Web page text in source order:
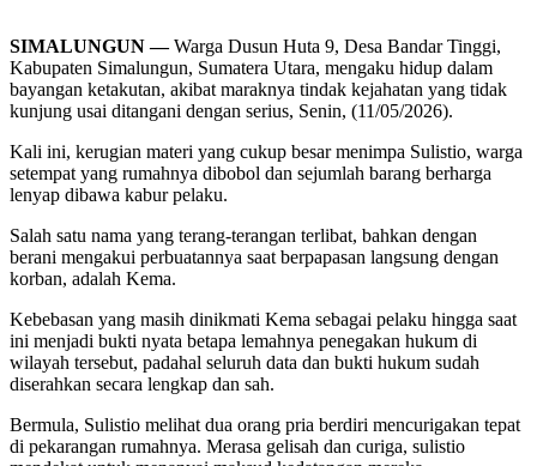
SIMALUNGUN —Warga Dusun Huta 9, Desa Bandar Tinggi,
Kabupaten Simalungun, Sumatera Utara, mengaku hidup dalam
bayangan ketakutan, akibat maraknya tindak kejahatan yang tidak
kunjung usai ditangani dengan serius, Senin, (11/05/2026).
Kali ini, kerugian materi yang cukup besar menimpa Sulistio, warga
setempat yang rumahnya dibobol dan sejumlah barang berharga
lenyap dibawa kabur pelaku.
Salah satu nama yang terang-terangan terlibat, bahkan dengan
berani mengakui perbuatannya saat berpapasan langsung dengan
korban, adalah Kema.
Kebebasan yang masih dinikmati Kema sebagai pelaku hingga saat
ini menjadi bukti nyata betapa lemahnya penegakan hukum di
wilayah tersebut, padahal seluruh data dan bukti hukum sudah
diserahkan secara lengkap dan sah.
Bermula, Sulistio melihat dua orang pria berdiri mencurigakan tepat
di pekarangan rumahnya. Merasa gelisah dan curiga, sulistio